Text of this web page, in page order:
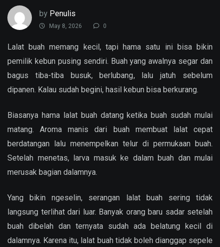
by Penulis
May 8, 2026 0
Lalat buah memang kecil, tapi hama satu ini bisa bikin
pemilik kebun pusing sendiri. Buah yang awalnya segar dan
bagus tiba-tiba busuk, berlubang, lalu jatuh sebelum
dipanen. Kalau sudah begini, hasil kebun bisa berkurang.
Biasanya hama lalat buah datang ketika buah sudah mulai
matang. Aroma manis dari buah membuat lalat cepat
berdatangan lalu menempelkan telur di permukaan buah.
Setelah menetas, larva masuk ke dalam buah dan mulai
merusak bagian dalamnya.
Yang bikin ngeselin, serangan lalat buah sering tidak
langsung terlihat dari luar. Banyak orang baru sadar setelah
buah dibelah dan ternyata sudah ada belatung kecil di
dalamnya. Karena itu, lalat buah tidak boleh dianggap sepele